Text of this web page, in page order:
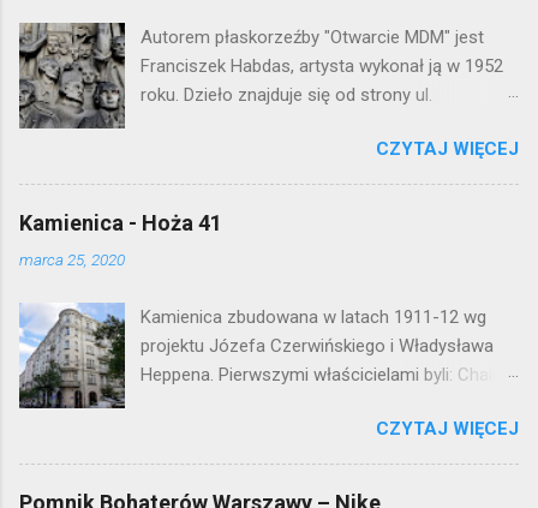
Autorem płaskorzeźby "Otwarcie MDM" jest
Franciszek Habdas, artysta wykonał ją w 1952
roku. Dzieło znajduje się od strony ul.
warszawskiej flagowej inwestycji
mieszkaniowej lat 50. Lokalizacja: Śródmieście
CZYTAJ WIĘCEJ
Kamienica - Hoża 41
marca 25, 2020
Kamienica zbudowana w latach 1911-12 wg
projektu Józefa Czerwińskiego i Władysława
Heppena. Pierwszymi właścicielami byli: Chaim
kamienica była zamieszkała przez
pracowników Elektrowni Warszawskiej. Ten
okazały budynek wyszedł bez szwanku z II
CZYTAJ WIĘCEJ